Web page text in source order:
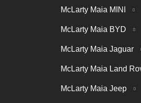
McLarty Maia MINI
McLarty Maia BYD
McLarty Maia Jaguar
McLarty Maia Land
McLarty Maia Jeep